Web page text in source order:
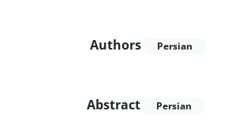
Authors Persian
Abstract
Persian